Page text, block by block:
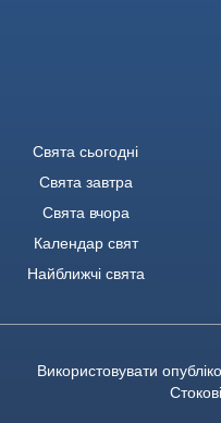
Свята сьогодні
Свята завтра
Свята вчора
Календар свят
Найближчі свята
Використовувати